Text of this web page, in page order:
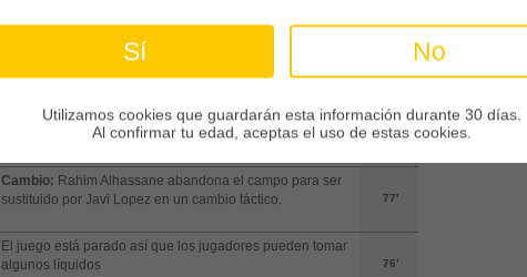
Cambio:Nacho Vidal abandona el campo para ser
sustituido por Lucas Ahijado en un cambio táctico.
77'
Cambio: Rahim Alhassane abandona el campo para ser
sustituido por Javi Lopez en un cambio táctico.
77'
El juego está parado así que los jugadores pueden tomar
algunos líquidos
76'
Sí No
Utilizamos cookies que guardarán esta información durante 30 días.
Al confirmar tu edad, aceptas el uso de estas cookies.